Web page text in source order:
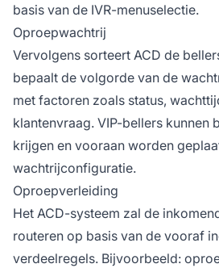
basis van de IVR-menuselectie.
Oproepwachtrij
Vervolgens sorteert ACD de
bepaalt de volgorde van de
met factoren zoals status,
klantenvraag. VIP-bellers
krijgen en vooraan worden
wachtrijconfiguratie.
Oproepverleiding
Het ACD-systeem zal de
routeren op basis van de vooraf
verdeelregels. Bijvoorbeeld: